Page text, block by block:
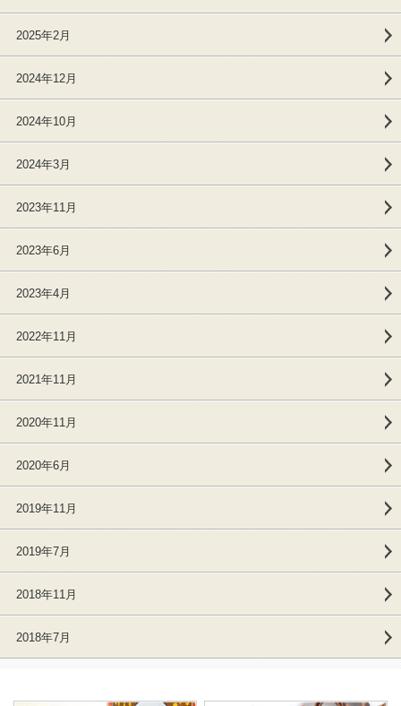
2025年2月
2024年12月
2024年10月
2024年3月
2023年11月
2023年6月
2023年4月
2022年11月
2021年11月
2020年11月
2020年6月
2019年11月
2019年7月
2018年11月
2018年7月